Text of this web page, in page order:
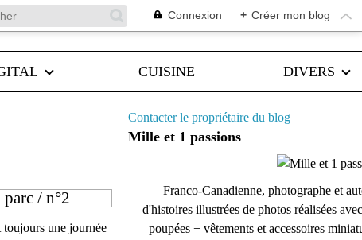
Connexion + Créer mon blog
CUISINE DIVERS
/ n°2
une journée
Contacter le propriétaire du blog
Mille et 1 passions
Franco-Canadienne, photographe et
d'histoires illustrées de photos réalisées
poupées + vêtements et accessoires